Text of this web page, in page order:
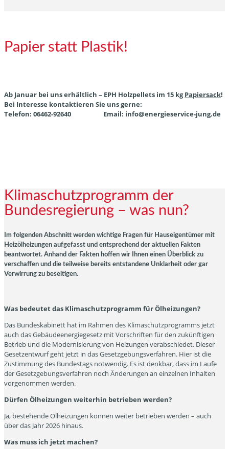
Papier statt Plastik!
Ab Januar bei uns erhältlich – EPH Holzpellets im 15 kgPapiersack!
Bei Interesse kontaktieren Sie uns gerne:
Telefon: 06462-92640 Email: info@energieservice-jung.de
Klimaschutzprogramm der
Bundesregierung – was nun?
Im folgenden Abschnitt werden wichtige Fragen für Hauseigentümer mit
Heizölheizungen aufgefasst und entsprechend der aktuellen Fakten
beantwortet. Anhand der Fakten hoffen wir Ihnen einen Überblick zu
verschaffen und die teilweise bereits entstandene Unklarheit oder gar
Verwirrung zu beseitigen.
Was bedeutet das Klimaschutzprogramm für Ölheizungen?
Das Bundeskabinett hat im Rahmen des Klimaschutzprogramms jetzt
auch das Gebäudeenergiegesetz mit Vorschriften für den zukünftigen
Betrieb und die Modernisierung von Heizungen verabschiedet. Dieser
Gesetzentwurf geht jetzt in das Gesetzgebungsverfahren. Hier ist die
Zustimmung des Bundestags notwendig. Es ist denkbar, dass im Laufe
der Gesetzgebungsverfahren noch Änderungen an einzelnen Inhalten
vorgenommen werden.
Dürfen Ölheizungen weiterhin betrieben werden?
Ja, bestehende Ölheizungen können weiter betrieben werden – auch
über das Jahr 2026 hinaus.
Was muss ich jetzt machen?